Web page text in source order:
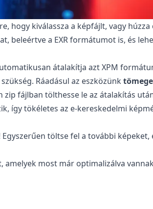
hogy kiválassza a képfájlt, vagy húzza
beleértve a EXR formátumot is, és
átalakítja azt XPM
Ráadásul az eszközünk
fájlban tölthesse le az átalakítás
így tökéletes az e-kereskedelmi
töltse fel a további képeket,
most már optimalizálva